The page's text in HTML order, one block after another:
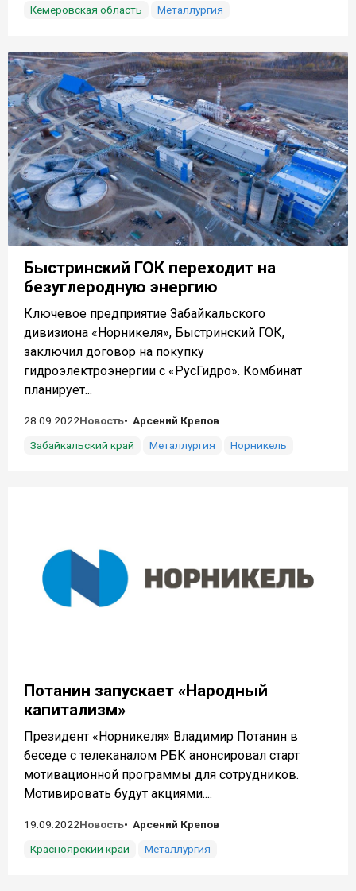
Кемеровская область
Металлургия
Быстринский ГОК переходит на
безуглеродную энергию
Ключевое предприятие Забайкальского
дивизиона «Норникеля», Быстринский ГОК,
заключил договор на покупку
гидроэлектроэнергии с «РусГидро». Комбинат
планирует...
28.09.2022Новость
Арсений Крепов
Забайкальский край
Металлургия Норникель
Потанин запускает «Народный
капитализм»
Президент «Норникеля» Владимир Потанин в
беседе с телеканалом РБК анонсировал старт
мотивационной программы для сотрудников.
Мотивировать будут акциями....
19.09.2022Новость
Арсений Крепов
Красноярский край
Металлургия